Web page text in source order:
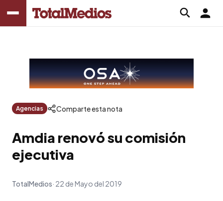
Agencias Comparte esta nota
Amdia renovó su comisión
ejecutiva
TotalMedios 22 de Mayo del 2019